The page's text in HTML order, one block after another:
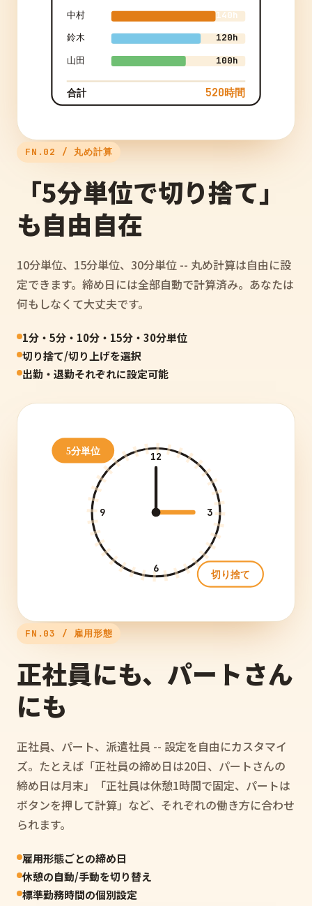
中村
140h
鈴木
120h
山田
100h
合計 520時間
FN.02 / 丸め計算
「5分単位で切り捨て」
も自由自在
10分単位、15分単位、30分単位 -- 丸め計算は自由に設
定できます。締め日には全部自動で計算済み。あなたは
何もしなくて大丈夫です。
1分・5分・10分・15分・30分単位
切り捨て/切り上げを選択
出勤・退勤それぞれに設定可能
12
3
6
9
5分単位
切り捨て
FN.03 / 雇用形態
正社員にも、パートさん
にも
正社員、パート、派遣社員 -- 設定を自由にカスタマイ
ズ。たとえば「正社員の締め日は20日、パートさんの
締め日は月末」「正社員は休憩1時間で固定、パートは
ボタンを押して計算」など、それぞれの働き方に合わせ
られます。
雇用形態ごとの締め日
休憩の自動/手動を切り替え
標準勤務時間の個別設定